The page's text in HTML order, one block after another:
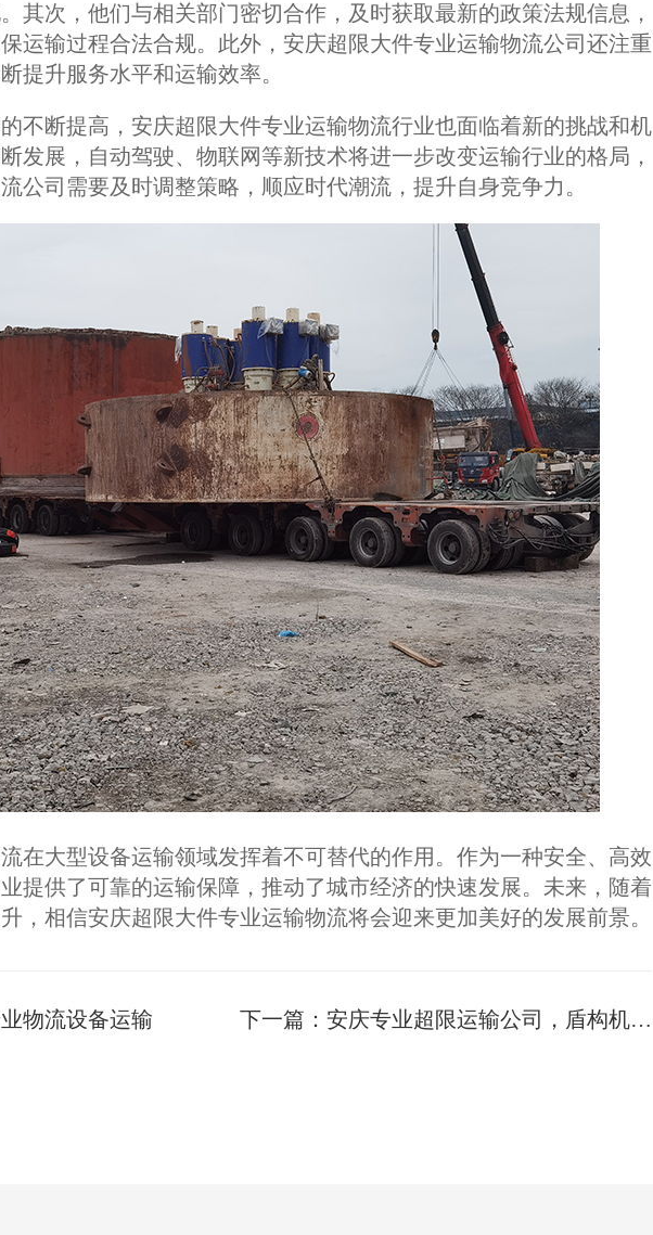
其次，他们与相关部门密切合作，及时获取最新的政策法规信息，
运输过程合法合规。此外，安庆超限大件专业运输物流公司还注重
提升服务水平和运输效率。
不断提高，安庆超限大件专业运输物流行业也面临着新的挑战和机
发展，自动驾驶、物联网等新技术将进一步改变运输行业的格局，
公司需要及时调整策略，顺应时代潮流，提升自身竞争力。
在大型设备运输领域发挥着不可替代的作用。作为一种安全、高效
提供了可靠的运输保障，推动了城市经济的快速发展。未来，随着
，相信安庆超限大件专业运输物流将会迎来更加美好的发展前景。
物流设备运输 下一篇： 安庆专业超限运输公司，盾构机运输